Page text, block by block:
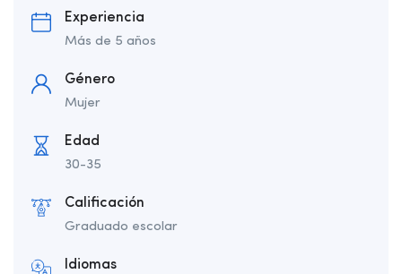
Experiencia
Más de 5 años
Género
Mujer
Edad
30-35
Calificación
Graduado escolar
Idiomas